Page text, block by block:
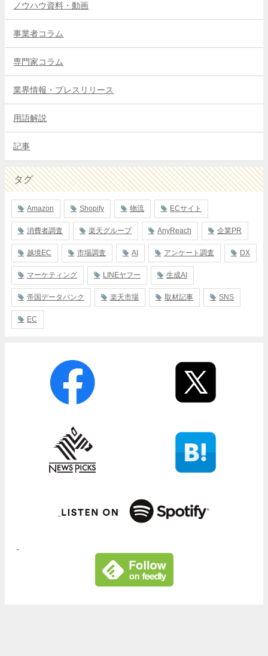
ノウハウ資料・動画
事業者コラム
専門家コラム
業界情報・プレスリリース
用語解説
記事
タグ
Amazon Shopify 物流 ECサイト
消費者調査 楽天グループ AnyReach 企業PR
越境EC 市場調査 AI アンケート調査 DX
マーケティング LINEヤフー 生成AI
帝国データバンク 楽天市場 取材記事 SNS
EC